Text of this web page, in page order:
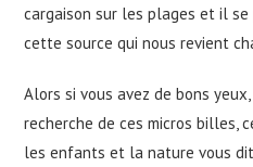
cargaison sur les plages et il
cette source qui nous revient
Alors si vous avez de bons
recherche de ces micros billes,
les enfants et la nature vous